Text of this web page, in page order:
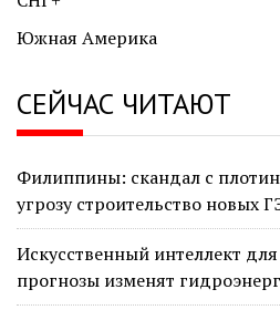
Южная Америка
СЕЙЧАС ЧИТАЮТ
Филиппины: скандал с
угрозу строительство новых
Искусственный интеллект
прогнозы изменят